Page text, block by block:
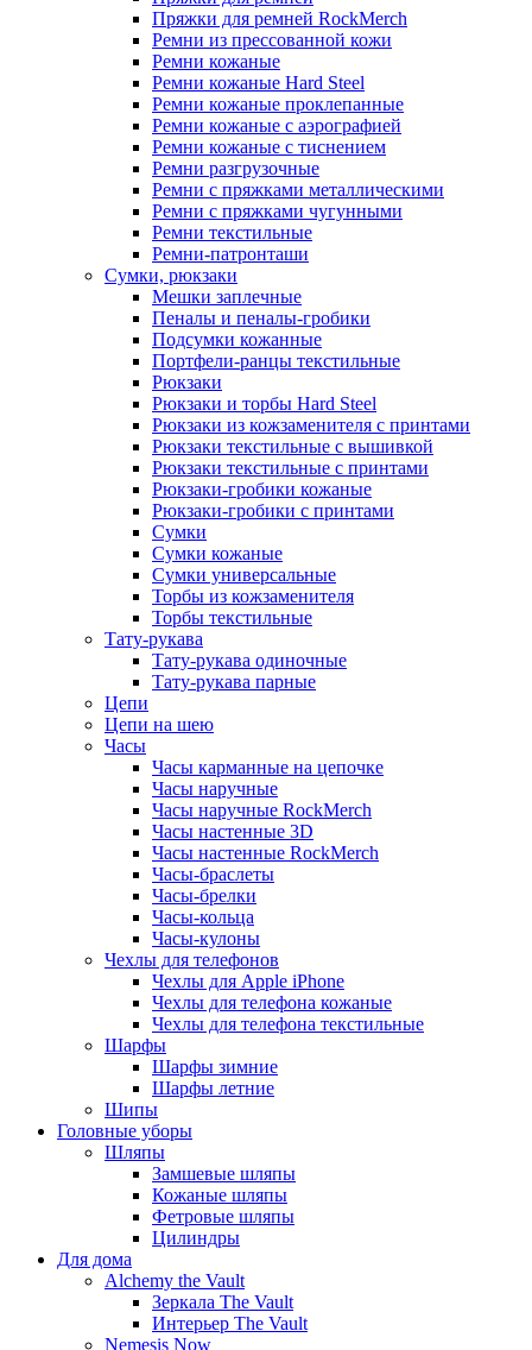
Пряжки для ремней RockMerch
Ремни из прессованной кожи
Ремни кожаные
Ремни кожаные Hard Steel
Ремни кожаные проклепанные
Ремни кожаные с аэрографией
Ремни кожаные с тиснением
Ремни разгрузочные
Ремни с пряжками металлическими
Ремни с пряжками чугунными
Ремни текстильные
Ремни-патронташи
Сумки, рюкзаки
Мешки заплечные
Пеналы и пеналы-гробики
Подсумки кожанные
Портфели-ранцы текстильные
Рюкзаки
Рюкзаки и торбы Hard Steel
Рюкзаки из кожзаменителя с принтами
Рюкзаки текстильные с вышивкой
Рюкзаки текстильные с принтами
Рюкзаки-гробики кожаные
Рюкзаки-гробики с принтами
Сумки
Сумки кожаные
Сумки универсальные
Торбы из кожзаменителя
Торбы текстильные
Тату-рукава
Тату-рукава одиночные
Тату-рукава парные
Цепи
Цепи на шею
Часы
Часы карманные на цепочке
Часы наручные
Часы наручные RockMerch
Часы настенные 3D
Часы настенные RockMerch
Часы-браслеты
Часы-брелки
Часы-кольца
Часы-кулоны
Чехлы для телефонов
Чехлы для Apple iPhone
Чехлы для телефона кожаные
Чехлы для телефона текстильные
Шарфы
Шарфы зимние
Шарфы летние
Шипы
Головные уборы
Шляпы
Замшевые шляпы
Кожаные шляпы
Фетровые шляпы
Цилиндры
Для дома
Alchemy the Vault
Зеркала The Vault
Интерьер The Vault
Nemesis Now